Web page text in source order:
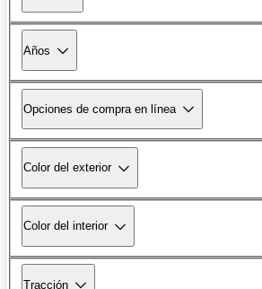
Años
Opciones de compra en línea
Color del exterior
Color del interior
Tracción